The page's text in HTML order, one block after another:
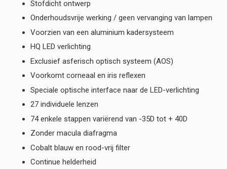
Stofdicht ontwerp
Onderhoudsvrije werking / geen vervanging van lampen
Voorzien van een aluminium kadersysteem
HQ LED verlichting
Exclusief asferisch optisch systeem (AOS)
Voorkomt corneaal en iris reflexen
Speciale optische interface naar de LED-verlichting
27 individuele lenzen
74 enkele stappen variërend van -35D tot + 40D
Zonder macula diafragma
Cobalt blauw en rood-vrij filter
Continue helderheid